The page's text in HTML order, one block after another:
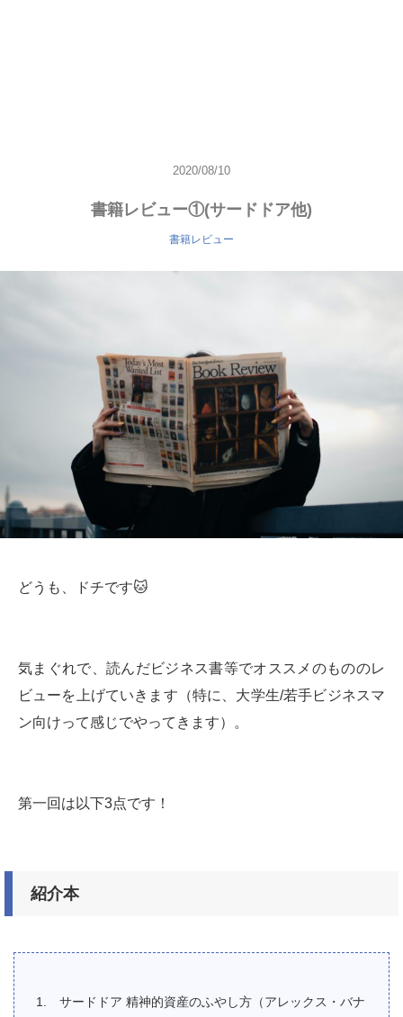
2020/08/10
書籍レビュー①(サードドア他)
書籍レビュー
どうも、ドチです🐱
気まぐれで、読んだビジネス書等でオススメのもののレ
ビューを上げていきます（特に、大学生/若手ビジネスマ
ン向けって感じでやってきます）。
第一回は以下3点です！
紹介本
サードドア 精神的資産のふやし方（アレックス・バナ